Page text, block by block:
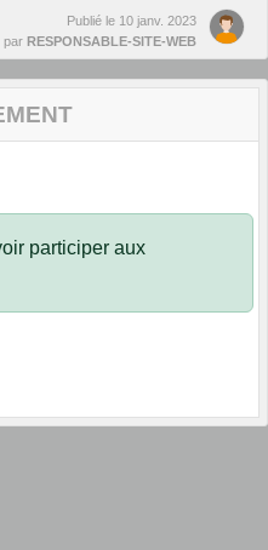
Publié le 10 janv. 2023
par RESPONSABLE-SITE-WEB
participer aux